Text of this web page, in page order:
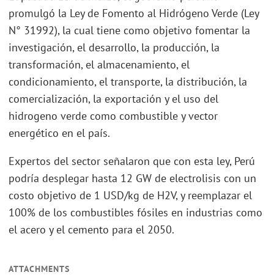
promulgó la Ley de Fomento al Hidrógeno Verde (Ley
N° 31992), la cual tiene como objetivo fomentar la
investigación, el desarrollo, la producción, la
transformación, el almacenamiento, el
condicionamiento, el transporte, la distribución, la
comercialización, la exportación y el uso del
hidrogeno verde como combustible y vector
energético en el país.
Expertos del sector señalaron que con esta ley, Perú
podría desplegar hasta 12 GW de electrolisis con un
costo objetivo de 1 USD/kg de H2V, y reemplazar el
100% de los combustibles fósiles en industrias como
el acero y el cemento para el 2050.
ATTACHMENTS